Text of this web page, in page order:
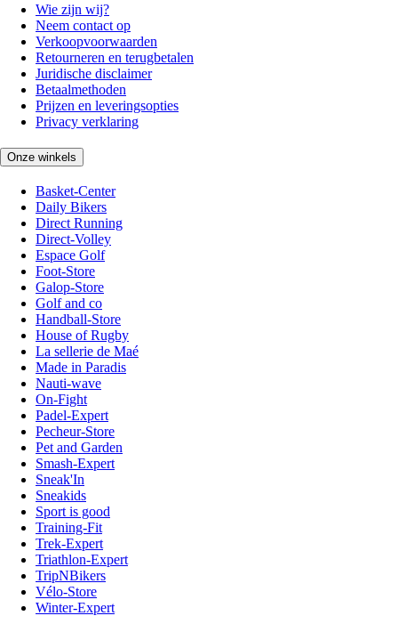
Wie zijn wij?
Neem contact op
Verkoopvoorwaarden
Retourneren en terugbetalen
Juridische disclaimer
Betaalmethoden
Prijzen en leveringsopties
Privacy verklaring
Onze winkels
Basket-Center
Daily Bikers
Direct Running
Direct-Volley
Espace Golf
Foot-Store
Galop-Store
Golf and co
Handball-Store
House of Rugby
La sellerie de Maé
Made in Paradis
Nauti-wave
On-Fight
Padel-Expert
Pecheur-Store
Pet and Garden
Smash-Expert
Sneak'In
Sneakids
Sport is good
Training-Fit
Trek-Expert
Triathlon-Expert
TripNBikers
Vélo-Store
Winter-Expert